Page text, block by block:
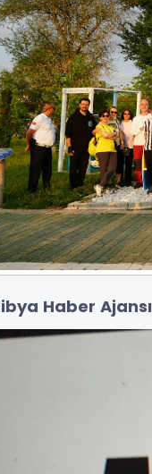
Haber Ajansı